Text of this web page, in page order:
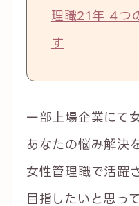
理職21年 4つ
す
一部上場企業にて
あなたの悩み解決
女性管理職で活躍
目指したいと思っ